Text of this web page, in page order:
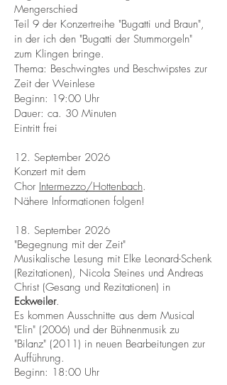
Mengerschied
Teil 9 der Konzertreihe "Bugatti und Braun",
in der ich den "Bugatti der Stummorgeln"
zum Klingen bringe.
Thema: Beschwingtes und Beschwipstes zur
Zeit der Weinlese
Beginn: 19:00 Uhr
Dauer: ca. 30 Minuten
Eintritt frei
12. September 2026
Konzert mit dem
Chor Intermezzo/Hottenbach.
Nähere Informationen folgen!
18. September 2026
"Begegnung mit der Zeit"
Musikalische Lesung mit Elke Leonard-Schenk
(Rezitationen), Nicola Steines und Andreas
Christ (Gesang und Rezitationen) in
Eckweiler.
Es kommen Ausschnitte aus dem Musical
"Elin" (2006) und der Bühnenmusik zu
"Bilanz" (2011) in neuen Bearbeitungen zur
Aufführung.
Beginn: 18:00 Uhr